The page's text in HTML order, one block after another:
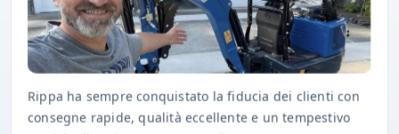
Rippa ha sempre conquistato la fiducia dei clienti con
consegne rapide, qualità eccellente e un tempestivo
servizio di assistenza post-vendita